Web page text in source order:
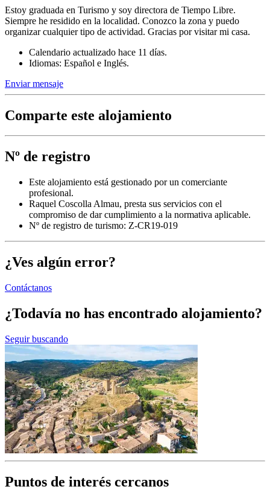
Estoy graduada en Turismo y soy directora de Tiempo Libre.
Siempre he residido en la localidad. Conozco la zona y puedo
organizar cualquier tipo de actividad. Gracias por visitar mi casa.
Calendario actualizado hace 11 días.
Idiomas: Español e Inglés.
Enviar mensaje
Comparte este alojamiento
Nº de registro
Este alojamiento está gestionado por un comerciante
profesional.
Raquel Coscolla Almau, presta sus servicios con el
compromiso de dar cumplimiento a la normativa aplicable.
Nº de registro de turismo: Z-CR19-019
¿Ves algún error?
Contáctanos
¿Todavía no has encontrado alojamiento?
Seguir buscando
Puntos de interés cercanos